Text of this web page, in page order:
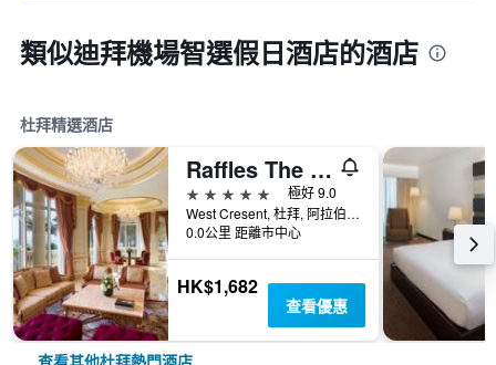
類似迪拜機場智選假日酒店的酒店
杜拜精選酒店
Raffles The Palm Dubai
5星級
極好 9.0
West Cresent, 杜拜, 阿拉伯聯合大公國
0.0公里 距離市中心
HK$1,682
查看優惠
查看其他杜拜熱門酒店